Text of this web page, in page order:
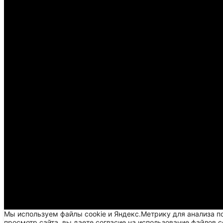
Мы используем файлы cookie и Яндекс.Метрику для анализа